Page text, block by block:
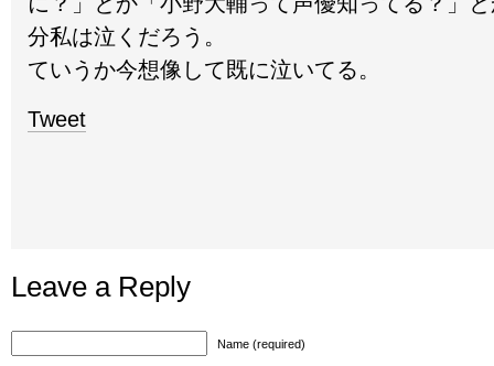
分私は泣くだろう。
ていうか今想像して既に泣いてる。
Tweet
Leave a Reply
Name (required)